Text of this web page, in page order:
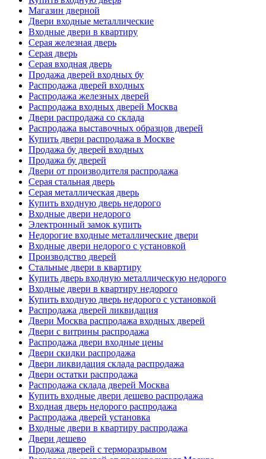
Магазин дверной
Двери входные металлические
Входные двери в квартиру
Серая железная дверь
Серая дверь
Серая входная дверь
Продажа дверей входных бу
Распродажа дверей входных
Распродажа железных дверей
Распродажа входных дверей Москва
Двери распродажа со склада
Распродажа выставочных образцов дверей
Купить двери распродажа в Москве
Продажа бу дверей входных
Продажа бу дверей
Двери от производителя распродажа
Серая стальная дверь
Серая металлическая дверь
Купить входную дверь недорого
Входные двери недорого
Электронный замок купить
Недорогие входные металлические двери
Входные двери недорого с установкой
Производство дверей
Стальные двери в квартиру
Купить дверь входную металлическую недорого
Входные двери в квартиру недорого
Купить входную дверь недорого с установкой
Распродажа дверей ликвидация
Двери Москва распродажа входных дверей
Двери с витрины распродажа
Распродажа двери входные цены
Двери скидки распродажа
Двери ликвидация склада распродажа
Двери остатки распродажа
Распродажа склада дверей Москва
Купить входные двери дешево распродажа
Входная дверь недорого распродажа
Распродажа дверей установка
Входные двери в квартиру распродажа
Двери дешево
Продажа дверей с терморазрывом